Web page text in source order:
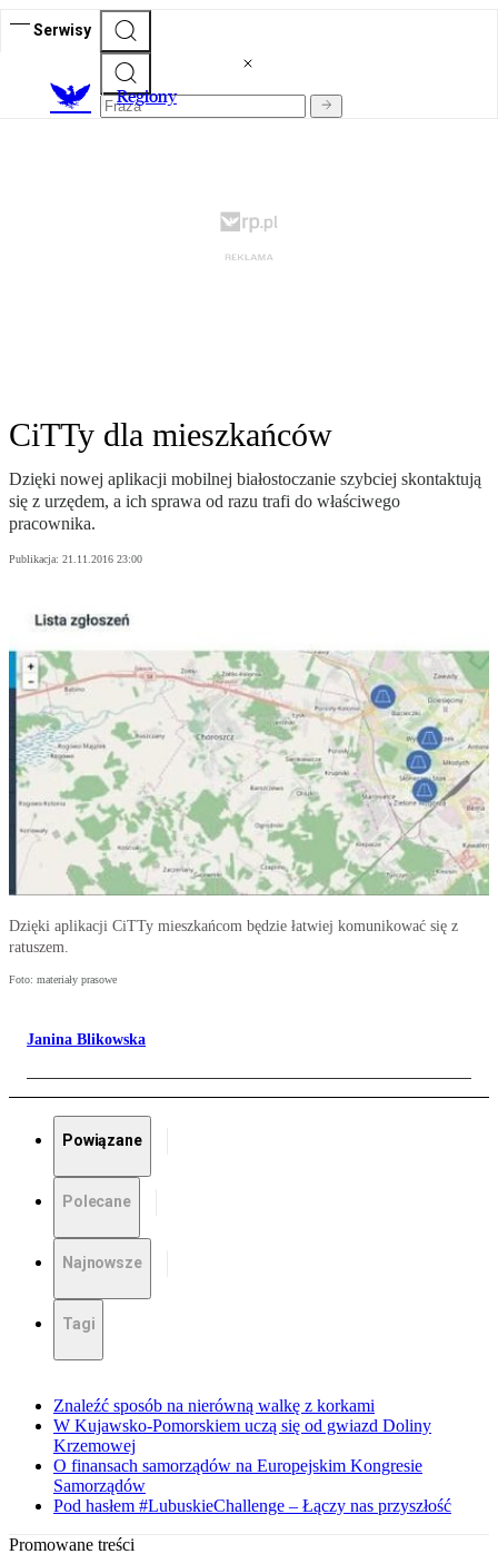
Serwisy
Regiony
CiTTy dla mieszkańców
Dzięki nowej aplikacji mobilnej białostoczanie szybciej skontaktują
się z urzędem, a ich sprawa od razu trafi do właściwego
pracownika.
Publikacja: 21.11.2016 23:00
Dzięki aplikacji CiTTy mieszkańcom będzie łatwiej komunikować się z
ratuszem.
Foto: materiały prasowe
Janina Blikowska
Powiązane
Polecane
Najnowsze
Tagi
Znaleźć sposób na nierówną walkę z korkami
W Kujawsko-Pomorskiem uczą się od gwiazd Doliny
Krzemowej
O finansach samorządów na Europejskim Kongresie
Samorządów
Pod hasłem #LubuskieChallenge – Łączy nas przyszłość
Promowane treści